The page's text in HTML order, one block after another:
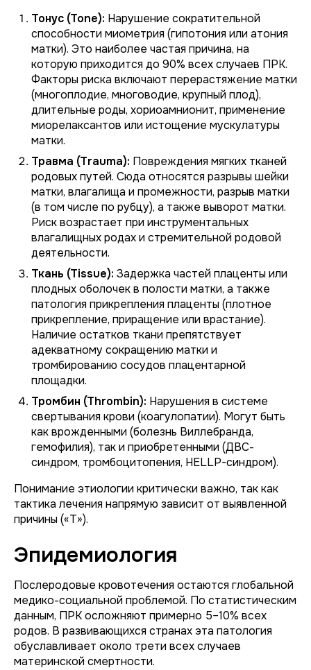
Тонус (Tone): Нарушение сократительной
способности миометрия (гипотония или атония
матки). Это наиболее частая причина, на
которую приходится до 90% всех случаев ПРК.
Факторы риска включают перерастяжение матки
(многоплодие, многоводие, крупный плод),
длительные роды, хориоамнионит, применение
миорелаксантов или истощение мускулатуры
матки.
Травма (Trauma): Повреждения мягких тканей
родовых путей. Сюда относятся разрывы шейки
матки, влагалища и промежности, разрыв матки
(в том числе по рубцу), а также выворот матки.
Риск возрастает при инструментальных
влагалищных родах и стремительной родовой
деятельности.
Ткань (Tissue): Задержка частей плаценты или
плодных оболочек в полости матки, а также
патология прикрепления плаценты (плотное
прикрепление, приращение или врастание).
Наличие остатков ткани препятствует
адекватному сокращению матки и
тромбированию сосудов плацентарной
площадки.
Тромбин (Thrombin): Нарушения в системе
свертывания крови (коагулопатии). Могут быть
как врожденными (болезнь Виллебранда,
гемофилия), так и приобретенными (ДВС-
синдром, тромбоцитопения, HELLP-синдром).
Понимание этиологии критически важно, так как
тактика лечения напрямую зависит от выявленной
причины («Т»).
Эпидемиология
Послеродовые кровотечения остаются глобальной
медико-социальной проблемой. По статистическим
данным, ПРК осложняют примерно 5–10% всех
родов. В развивающихся странах эта патология
обуславливает около трети всех случаев
материнской смертности.